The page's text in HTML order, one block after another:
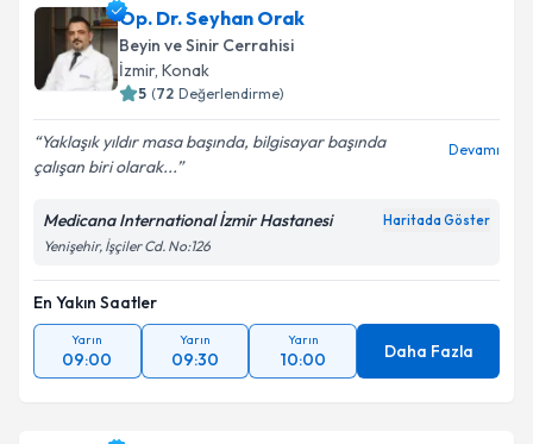
Op. Dr. Seyhan Orak
Beyin ve Sinir Cerrahisi
İzmir, Konak
5 (72 Değerlendirme)
Yaklaşık yıldır masa başında, bilgisayar başında
çalışan biri olarak...
Devamı
Medicana International İzmir Hastanesi Haritada Göster
Yenişehir, İşçiler Cd. No:126
En Yakın Saatler
Yarın
09:00
Yarın
09:30
Yarın
10:00 Daha Fazla